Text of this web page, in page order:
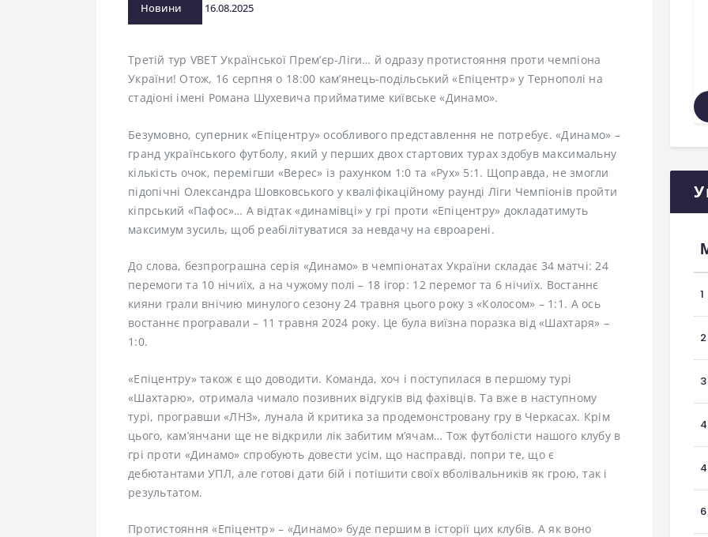
Новини 16.08.2025
Третій тур VBET Української Прем’єр-Ліги… й одразу протистояння проти чемпіона
України! Отож, 16 серпня о 18:00 кам’янець-подільський «Епіцентр» у Тернополі на
стадіоні імені Романа Шухевича прийматиме київське «Динамо».
Безумовно, суперник «Епіцентру» особливого представлення не потребує. «Динамо» –
гранд українського футболу, який у перших двох стартових турах здобув максимальну
кількість очок, перемігши «Верес» із рахунком 1:0 та «Рух» 5:1. Щоправда, не змогли
підопічні Олександра Шовковського у кваліфікаційному раунді Ліги Чемпіонів пройти
кіпрський «Пафос»… А відтак «динамівці» у грі проти «Епіцентру» докладатимуть
максимум зусиль, щоб реабілітуватися за невдачу на євроарені.
До слова, безпрограшна серія «Динамо» в чемпіонатах України складає 34 матчі: 24
перемоги та 10 нічиїх, а на чужому полі – 18 ігор: 12 перемог та 6 нічиїх. Востаннє
кияни грали внічию минулого сезону 24 травня цього року з «Колосом» – 1:1. А ось
востаннє програвали – 11 травня 2024 року. Це була виїзна поразка від «Шахтаря» –
1:0.
«Епіцентру» також є що доводити. Команда, хоч і поступилася в першому турі
«Шахтарю», отримала чимало позивних відгуків від фахівців. Та вже в наступному
турі, програвши «ЛНЗ», лунала й критика за продемонстровану гру в Черкасах. Крім
цього, кам’янчани ще не відкрили лік забитим м’ячам… Тож футболісти нашого клубу в
грі проти «Динамо» спробують довести усім, що насправді, попри те, що є
дебютантами УПЛ, але готові дати бій і потішити своїх вболівальників як грою, так і
результатом.
Протистояння «Епіцентр» – «Динамо» буде першим в історії цих клубів. А як воно
1
2
3
4
4
6